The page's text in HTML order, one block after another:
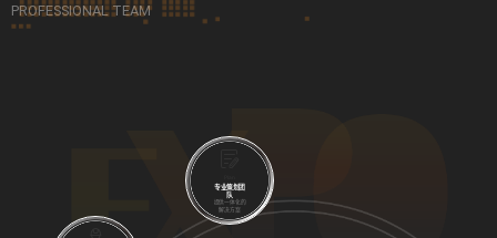
PROFESSIONAL TEAM
专业策划团
队
提供一体化的
解决方案